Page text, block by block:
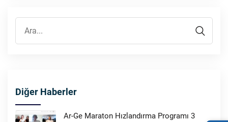
Diğer Haberler
Ar-Ge Maraton Hızlandırma Programı 3